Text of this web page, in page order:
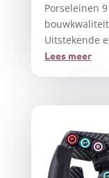
Porseleinen
Uitstekende
Lees meer